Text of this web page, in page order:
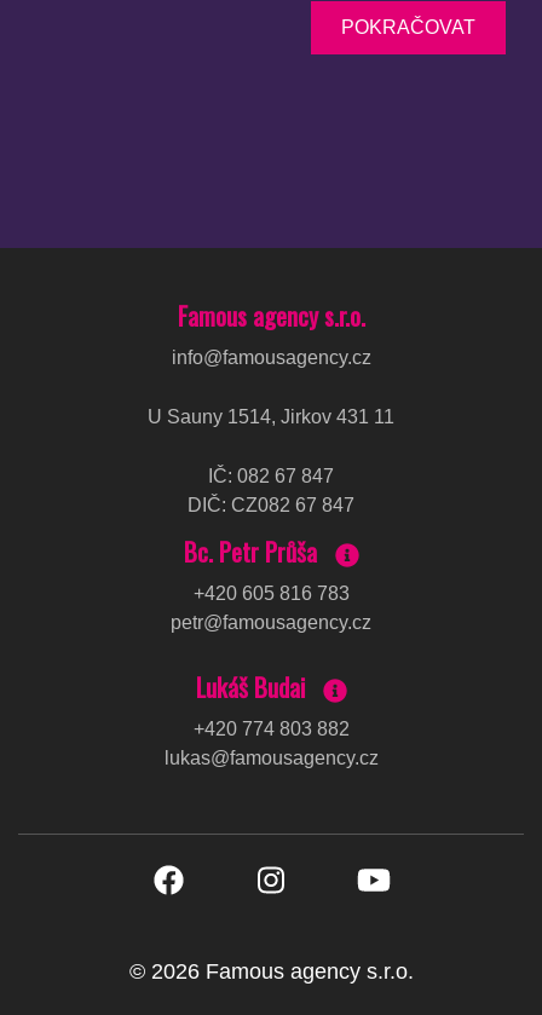
POKRAČOVAT
Famous agency s.r.o.
info@famousagency.cz
U Sauny 1514, Jirkov 431 11
IČ: 082 67 847
DIČ: CZ082 67 847
Bc. Petr Průša
+420 605 816 783
petr@famousagency.cz
Lukáš Budai
+420 774 803 882
lukas@famousagency.cz
© 2026 Famous agency s.r.o.